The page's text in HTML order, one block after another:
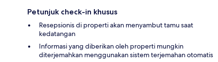
Petunjuk check-in khusus
Resepsionis di properti akan menyambut tamu saat
kedatangan
Informasi yang diberikan oleh properti mungkin
diterjemahkan menggunakan sistem terjemahan otomatis